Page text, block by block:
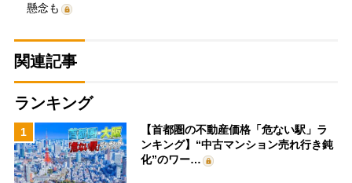
懸念も
関連記事
ランキング
1
【首都圏の不動産価格「危ない駅」ラ
ンキング】“中古マンション売れ行き鈍
化”のワー…